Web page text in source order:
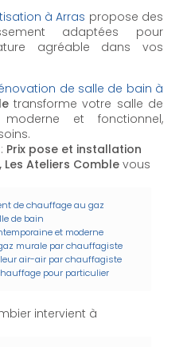
à Arras propose des
adaptées pour
agréable dans vos
de salle de bain à
transforme votre salle de
et fonctionnel,
Prix pose et installation
Ateliers Comble vous
de chauffage au gaz
de bain
et moderne
murale par chauffagiste
air-air par chauffagiste
pour particulier
intervient à